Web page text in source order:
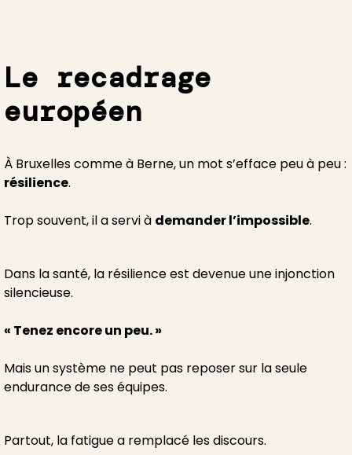
Le recadrage
européen
À Bruxelles comme à Berne, un mot s’efface peu à peu :
résilience.
Trop souvent, il a servi à demander l’impossible.
Dans la santé, la résilience est devenue une injonction
silencieuse.
« Tenez encore un peu. »
Mais un système ne peut pas reposer sur la seule
endurance de ses équipes.
Partout, la fatigue a remplacé les discours.